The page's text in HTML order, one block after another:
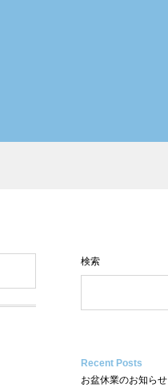
検索
Recent Posts
お盆休業のお知らせ